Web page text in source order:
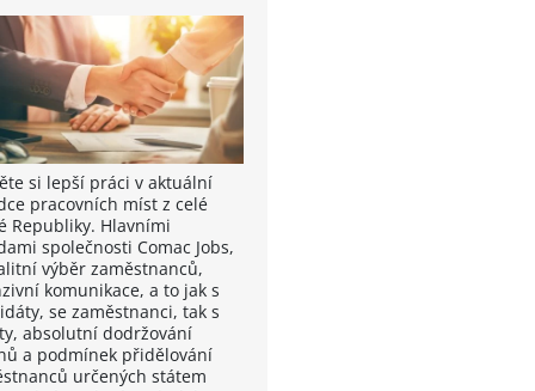
si lepší práci v aktuální
pracovních míst z celé
Republiky. Hlavními
společnosti Comac Jobs,
výběr zaměstnanců,
komunikace, a to jak s
se zaměstnanci, tak s
absolutní dodržování
a podmínek přidělování
určených státem